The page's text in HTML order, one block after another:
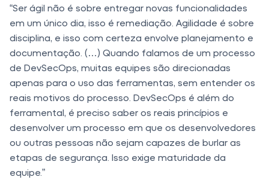
“Ser ágil não é sobre entregar novas funcionalidades
em um único dia, isso é remediação. Agilidade é sobre
disciplina, e isso com certeza envolve planejamento e
documentação. (…) Quando falamos de um processo
de DevSecOps, muitas equipes são direcionadas
apenas para o uso das ferramentas, sem entender os
reais motivos do processo. DevSecOps é além do
ferramental, é preciso saber os reais princípios e
desenvolver um processo em que os desenvolvedores
ou outras pessoas não sejam capazes de burlar as
etapas de segurança. Isso exige maturidade da
equipe.”